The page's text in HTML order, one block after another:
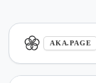
AKA.PAGE